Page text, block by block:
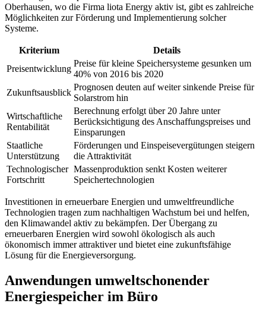
Oberhausen, wo die Firma liota Energy aktiv ist, gibt es zahlreiche
Möglichkeiten zur Förderung und Implementierung solcher
Systeme.
Kriterium
Details
Preisentwicklung
Preise für kleine Speichersysteme gesunken um
40% von 2016 bis 2020
Zukunftsausblick
Prognosen deuten auf weiter sinkende Preise für
Solarstrom hin
Wirtschaftliche
Rentabilität
Berechnung erfolgt über 20 Jahre unter
Berücksichtigung des Anschaffungspreises und
Einsparungen
Staatliche
Unterstützung
Förderungen und Einspeisevergütungen steigern
die Attraktivität
Technologischer
Fortschritt
Massenproduktion senkt Kosten weiterer
Speichertechnologien
Investitionen in erneuerbare Energien und umweltfreundliche
Technologien tragen zum nachhaltigen Wachstum bei und helfen,
den Klimawandel aktiv zu bekämpfen. Der Übergang zu
erneuerbaren Energien wird sowohl ökologisch als auch
ökonomisch immer attraktiver und bietet eine zukunftsfähige
Lösung für die Energieversorgung.
Anwendungen umweltschonender
Energiespeicher im Büro